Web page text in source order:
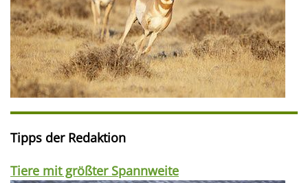
Tipps der Redaktion
Tiere mit größter Spannweite